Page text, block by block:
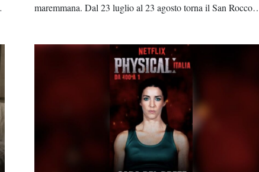
maremmana. Dal 23 luglio al 23 agosto torna il San Rocco